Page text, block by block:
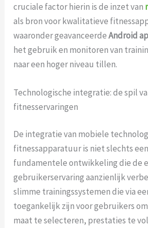
cruciale factor hierin is de inzet van
als bron voor kwalitatieve
waaronder geavanceerdeAndroid
het gebruik en monitoren van
naar een hoger niveau tillen.
Technologische integratie: de spil
fitnesservaringen
De integratie van mobiele
fitnessapparatuur is niet slechts
fundamentele ontwikkeling die de
gebruikerservaring aanzienlijk
slimme trainingssystemen die via
toegankelijk zijn voor gebruikers
maat te selecteren, prestaties te